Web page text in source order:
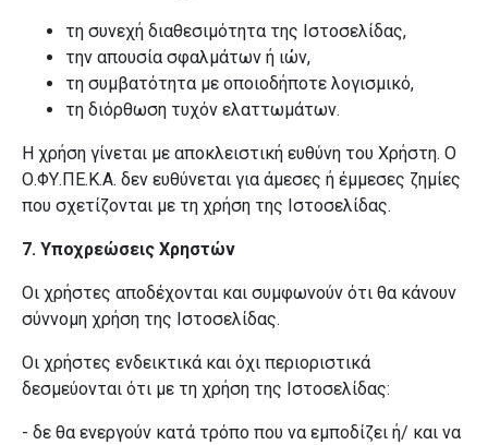
τη συνεχή διαθεσιμότητα της Ιστοσελίδας,
την απουσία σφαλμάτων ή ιών,
τη συμβατότητα με οποιοδήποτε λογισμικό,
τη διόρθωση τυχόν ελαττωμάτων.
Η χρήση γίνεται με αποκλειστική ευθύνη του Χρήστη. Ο
Ο.ΦΥ.ΠΕ.Κ.Α. δεν ευθύνεται για άμεσες ή έμμεσες ζημίες
που σχετίζονται με τη χρήση της Ιστοσελίδας.
7. Υποχρεώσεις Χρηστών
Οι χρήστες αποδέχονται και συμφωνούν ότι θα κάνουν
σύννομη χρήση της Ιστοσελίδας.
Οι χρήστες ενδεικτικά και όχι περιοριστικά
δεσμεύονται ότι με τη χρήση της Ιστοσελίδας:
- δε θα ενεργούν κατά τρόπο που να εμποδίζει ή/ και να